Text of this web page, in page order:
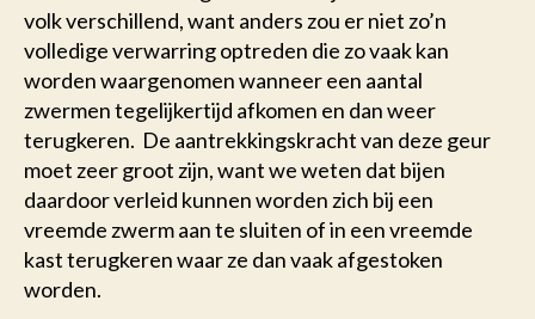
volk verschillend, want anders zou er niet zo’n
volledige verwarring optreden die zo vaak kan
worden waargenomen wanneer een aantal
zwermen tegelijkertijd afkomen en dan weer
terugkeren. De aantrekkingskracht van deze geur
moet zeer groot zijn, want we weten dat bijen
daardoor verleid kunnen worden zich bij een
vreemde zwerm aan te sluiten of in een vreemde
kast terugkeren waar ze dan vaak afgestoken
worden.